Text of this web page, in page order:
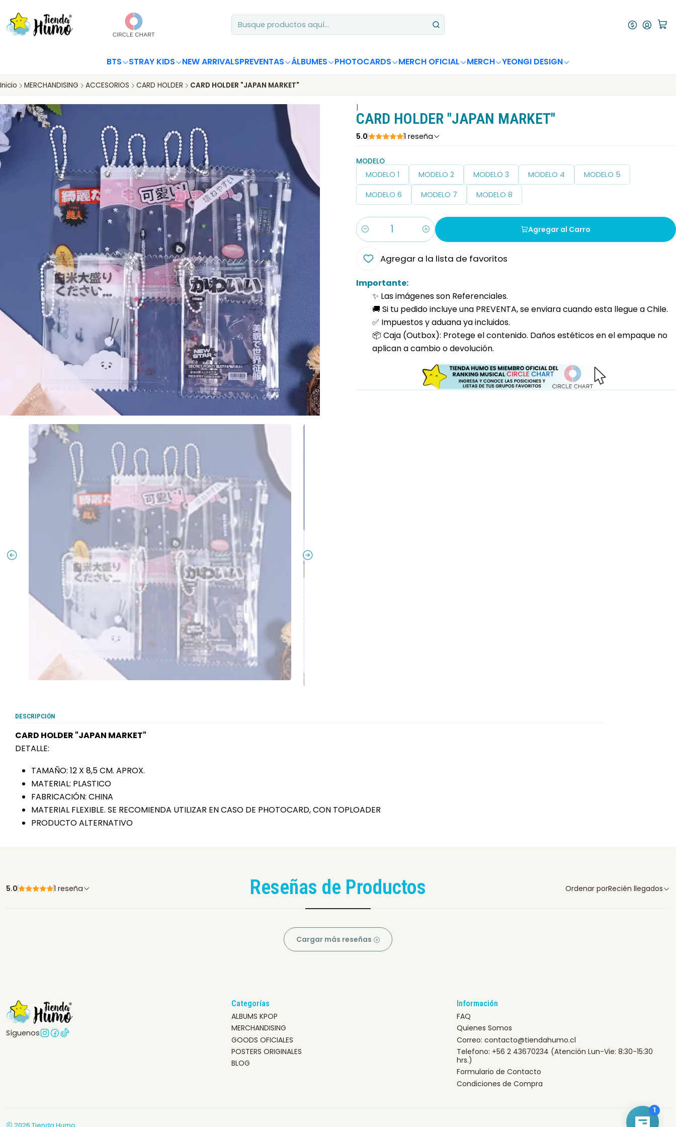
BTS STRAY KIDS NEW ARRIVALSPREVENTAS ÁLBUMES PHOTOCARDS MERCH OFICIAL MERCH YEONGI DESIGN
Inicio MERCHANDISING ACCESORIOS CARD HOLDER CARD HOLDER "JAPAN MARKET"
|
CARD HOLDER "JAPAN MARKET"
5.0 1 reseña
MODELO
MODELO 1 MODELO 2 MODELO 3 MODELO 4
MODELO 5
MODELO 6
MODELO 7 MODELO 8
Cantidad
Agregar al Carro
Agregar a la lista de favoritos
Importante:
✨ Las imágenes son Referenciales.
🚚 Si tu pedido incluye una PREVENTA, se enviara cuando esta llegue a Chile.
✅ Impuestos y aduana ya incluidos.
📦 Caja (Outbox): Protege el contenido. Daños estéticos en el empaque no
aplican a cambio o devolución.
DESCRIPCIÓN
CARD HOLDER "JAPAN MARKET"
DETALLE:
TAMAÑO: 12 X 8,5 CM. APROX.
MATERIAL: PLASTICO
FABRICACIÓN: CHINA
MATERIAL FLEXIBLE. SE RECOMIENDA UTILIZAR EN CASO DE PHOTOCARD, CON TOPLOADER
PRODUCTO ALTERNATIVO
Reseñas de Productos
5.0 1 reseña Ordenar porRecién llegados
Cargar más reseñas
Síguenos
Categorías
ALBUMS KPOP
MERCHANDISING
GOODS OFICIALES
POSTERS ORIGINALES
BLOG
Información
FAQ
Quienes Somos
Correo: contacto@tiendahumo.cl
Telefono: +56 2 43670234 (Atención Lun-Vie: 8:30-15:30
hrs.)
Formulario de Contacto
Condiciones de Compra
2026 Tienda Humo.